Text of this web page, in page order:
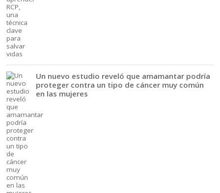
Un nuevo estudio reveló que amamantar podría
proteger contra un tipo de cáncer muy común
en las mujeres